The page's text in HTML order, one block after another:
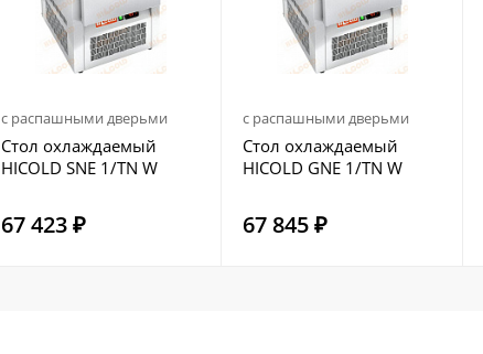
с распашными дверьми
Стол охлаждаемый
HICOLD SNE 1/TN W
67 423 ₽
с распашными дверьми
Стол охлаждаемый
HICOLD GNE 1/TN W
67 845 ₽